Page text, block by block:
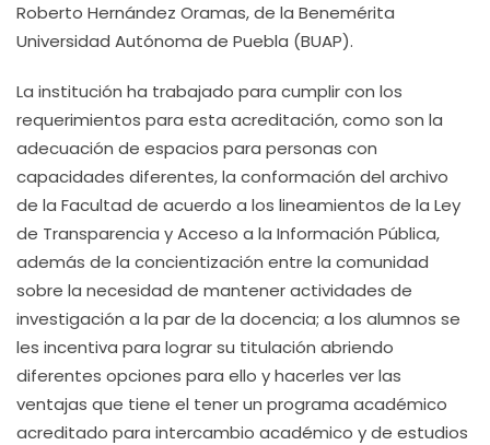
Roberto Hernández Oramas, de la Benemérita
Universidad Autónoma de Puebla (BUAP).
La institución ha trabajado para cumplir con los
requerimientos para esta acreditación, como son la
adecuación de espacios para personas con
capacidades diferentes, la conformación del archivo
de la Facultad de acuerdo a los lineamientos de la Ley
de Transparencia y Acceso a la Información Pública,
además de la concientización entre la comunidad
sobre la necesidad de mantener actividades de
investigación a la par de la docencia; a los alumnos se
les incentiva para lograr su titulación abriendo
diferentes opciones para ello y hacerles ver las
ventajas que tiene el tener un programa académico
acreditado para intercambio académico y de estudios